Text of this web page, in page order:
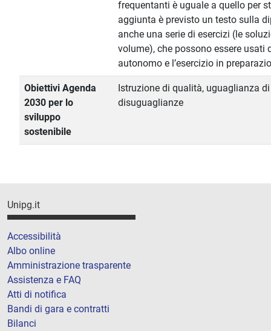
frequentanti è uguale a quello per
aggiunta è previsto un testo sulla
anche una serie di esercizi (le
volume), che possono essere usati
autonomo e l’esercizio in
Obiettivi Agenda
2030 per lo
sviluppo
sostenibile
Istruzione di qualità, uguaglianza
disuguaglianze
Unipg.it
Accessibilità
Albo online
Amministrazione trasparente
Assistenza e FAQ
Atti di notifica
Bandi di gara e contratti
Bilanci